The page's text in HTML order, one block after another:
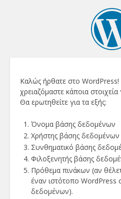
Πριν
ξεκινήσετε
Καλώς ήρθατε στο WordPress!
χρειαζόμαστε κάποια
Θα ερωτηθείτε για τα εξής:
Όνομα βάσης δεδομένων
Χρήστης βάσης δεδομένων
Συνθηματικό βάσης
Φιλοξενητής βάσης
Πρόθεμα πινάκων (αν
έναν ιστότοπο WordPress
δεδομένων).